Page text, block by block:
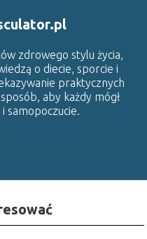
zdrowego stylu życia,
o diecie, sporcie i
praktycznych
aby każdy mógł
samopoczucie.